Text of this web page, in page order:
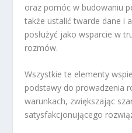
oraz pomóc w budowaniu
także ustalić twarde dane i
posłużyć jako wsparcie w
rozmów.
Wszystkie te elementy
podstawy do prowadzenia
warunkach, zwiększając
satysfakcjonującego